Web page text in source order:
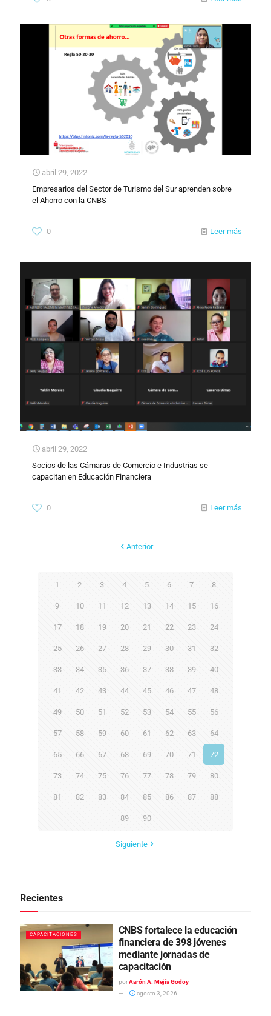
abril 29, 2022
Empresarios del Sector de Turismo del Sur aprenden sobre
el Ahorro con la CNBS
0 Leer más
abril 29, 2022
Socios de las Cámaras de Comercio e Industrias se
capacitan en Educación Financiera
0 Leer más
Anterior
1 2 3 4 5 6 7 8
9 10 11 12 13 14 15 16
17 18 19 20 21 22 23 24
25 26 27 28 29 30 31 32
33 34 35 36 37 38 39 40
41 42 43 44 45 46 47 48
49 50 51 52 53 54 55 56
57 58 59 60 61 62 63 64
65 66 67 68 69 70 71 72
73 74 75 76 77 78 79 80
81 82 83 84 85 86 87 88
89 90
Siguiente
Recientes
CAPACITACIONES
CNBS fortalece la educación
financiera de 398 jóvenes
mediante jornadas de
capacitación
por Aarón A. Mejía Godoy
agosto 3, 2026